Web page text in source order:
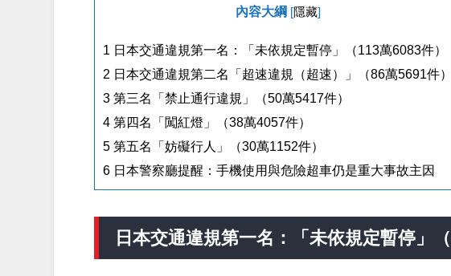
內容大綱 隱藏]
1 日本交通違規第一名：「未依規定暫停」（113萬6083件）
2 日本交通違規第二名「超速違規（超速）」（86萬5691件）
3 第三名「禁止通行違規」（50萬5417件）
4 第四名「闖紅燈」（38萬4057件）
5 第五名「妨礙行人」（30萬1152件）
6 日本警察廳提醒：手機使用與危險超車仍是重大事故主因
日本交通違規第一名：「未依規定暫停」（